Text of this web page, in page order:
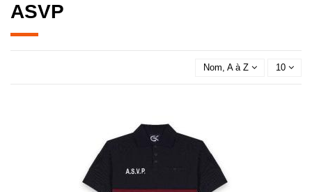
ASVP
Nom, A à Z 10